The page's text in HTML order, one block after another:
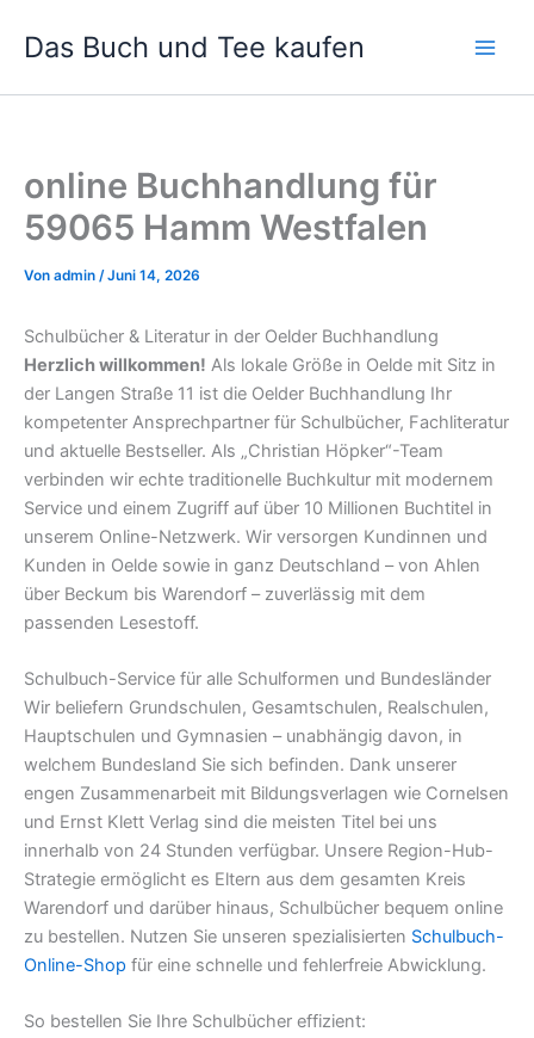
InhaltDas Buch und Tee kaufen
online Buchhandlung für
59065 Hamm Westfalen
Von admin /Juni 14, 2026
Schulbücher & Literatur in der Oelder Buchhandlung
Herzlich willkommen! Als lokale Größe in Oelde mit Sitz in
der Langen Straße 11 ist die Oelder Buchhandlung Ihr
kompetenter Ansprechpartner für Schulbücher, Fachliteratur
und aktuelle Bestseller. Als „Christian Höpker“-Team
verbinden wir echte traditionelle Buchkultur mit modernem
Service und einem Zugriff auf über 10 Millionen Buchtitel in
unserem Online-Netzwerk. Wir versorgen Kundinnen und
Kunden in Oelde sowie in ganz Deutschland – von Ahlen
über Beckum bis Warendorf – zuverlässig mit dem
passenden Lesestoff.
Schulbuch-Service für alle Schulformen und Bundesländer
Wir beliefern Grundschulen, Gesamtschulen, Realschulen,
Hauptschulen und Gymnasien – unabhängig davon, in
welchem Bundesland Sie sich befinden. Dank unserer
engen Zusammenarbeit mit Bildungsverlagen wie Cornelsen
und Ernst Klett Verlag sind die meisten Titel bei uns
innerhalb von 24 Stunden verfügbar. Unsere Region-Hub-
Strategie ermöglicht es Eltern aus dem gesamten Kreis
Warendorf und darüber hinaus, Schulbücher bequem online
zu bestellen. Nutzen Sie unseren spezialisierten Schulbuch-
Online-Shop für eine schnelle und fehlerfreie Abwicklung.
So bestellen Sie Ihre Schulbücher effizient: